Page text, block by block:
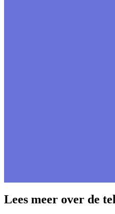
Lees meer over de